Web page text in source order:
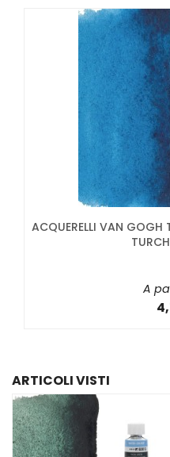
ACQUERELLI VAN GOGH
A
ARTICOLI VISTI